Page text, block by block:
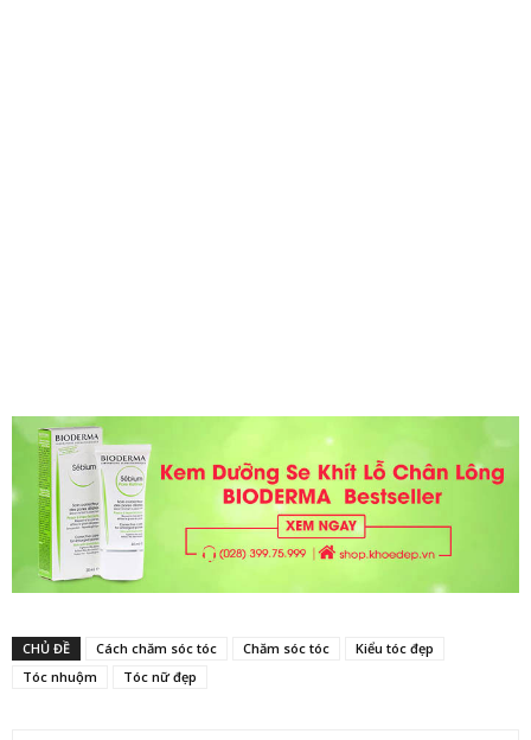
CHỦ ĐỀ Cách chăm sóc tóc Chăm sóc tóc
Kiểu tóc đẹp
Tóc nhuộm
Tóc nữ đẹp